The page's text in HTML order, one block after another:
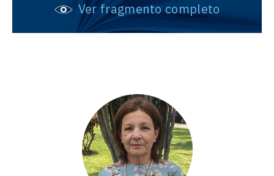
Ver fragmento completo